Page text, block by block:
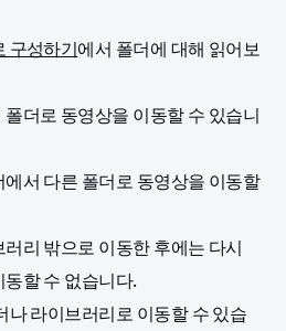
구성하기에서 폴더에 대해 읽어보
더로 동영상을 이동할 수 있습니
서 다른 폴더로 동영상을 이동할
리 밖으로 이동한 후에는 다시
할 수 없습니다.
나 라이브러리로 이동할 수 있습